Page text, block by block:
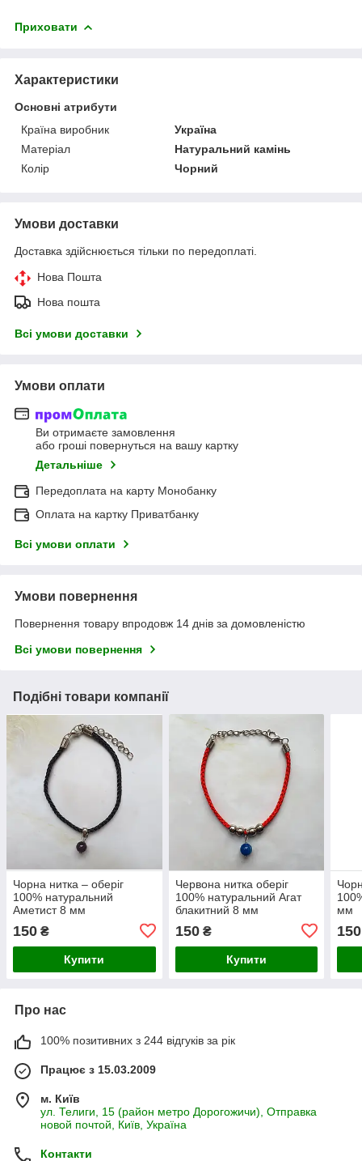
Приховати
Характеристики
Основні атрибути
Країна виробник
Україна
Матеріал
Натуральний камінь
Колір
Чорний
Умови доставки
Доставка здійснюється тільки по передоплаті.
Нова Пошта
Нова пошта
Всі умови доставки
Умови оплати
Ви отримаєте замовлення
або гроші повернуться на вашу картку
Детальніше
Передоплата на карту Монобанку
Оплата на картку Приватбанку
Всі умови оплати
Умови повернення
Повернення товару впродовж 14 днів за домовленістю
Всі умови повернення
Подібні товари компанії
Чорна нитка – оберіг
100% натуральний
Аметист 8 мм
150 ₴
Купити
Червона нитка оберіг
100% натуральний Агат
блакитний 8 мм
150₴
Купити
мм
150
Про нас
100% позитивних з 244 відгуків за рік
Працює з 15.03.2009
м. Київ
ул. Телиги, 15 (район метро Дорогожичи), Отправка
новой почтой, Київ, Україна
Контакти